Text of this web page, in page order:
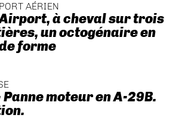
AÉRIEN
à cheval sur trois
un octogénaire en
forme
Panne moteur en A-29B.